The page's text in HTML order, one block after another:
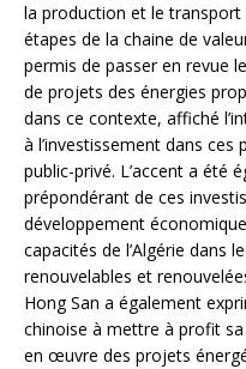
la production et le transport
étapes de la chaine de
permis de passer en revue
de projets des énergies
dans ce contexte, affiché
à l’investissement dans
public-privé. L’accent a été
prépondérant de ces
développement
capacités de l’Algérie dans
renouvelables et
Hong San a également
chinoise à mettre à profit
en œuvre des projets